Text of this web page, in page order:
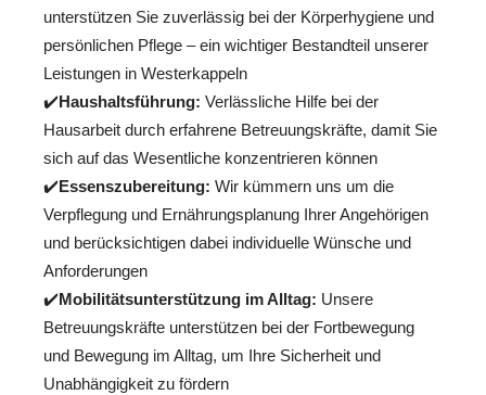
unterstützen Sie zuverlässig bei der Körperhygiene und
persönlichen Pflege – ein wichtiger Bestandteil unserer
Leistungen in Westerkappeln
✔️Haushaltsführung: Verlässliche Hilfe bei der
Hausarbeit durch erfahrene Betreuungskräfte, damit Sie
sich auf das Wesentliche konzentrieren können
✔️Essenszubereitung: Wir kümmern uns um die
Verpflegung und Ernährungsplanung Ihrer Angehörigen
und berücksichtigen dabei individuelle Wünsche und
Anforderungen
✔️Mobilitätsunterstützung im Alltag: Unsere
Betreuungskräfte unterstützen bei der Fortbewegung
und Bewegung im Alltag, um Ihre Sicherheit und
Unabhängigkeit zu fördern